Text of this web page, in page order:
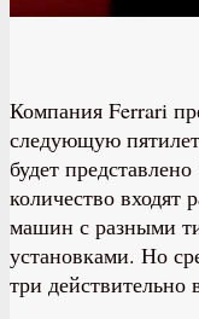
Компания Ferrari
следующую
будет
количество входят
машин с разными
установками. Но
три